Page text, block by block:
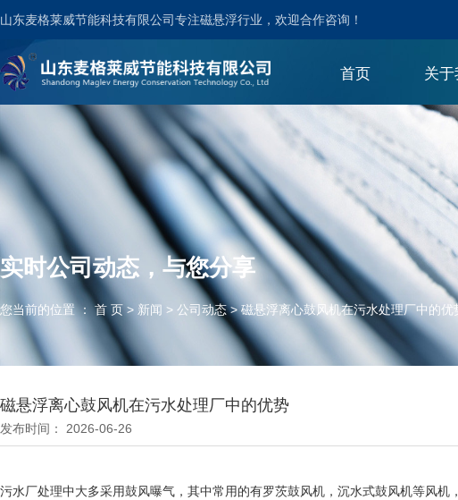
山东麦格莱威节能科技有限公司专注磁悬浮行业，欢迎合作咨询！
首页 关于
实时公司动态，与您分享
您当前的位置 ： 首 页 > 新闻 > 公司动态 >磁悬浮离心鼓风机在污水处理厂中的优
磁悬浮离心鼓风机在污水处理厂中的优势
发布时间： 2026-06-26
污水厂处理中大多采用鼓风曝气，其中常用的有罗茨鼓风机，沉水式鼓风机等风